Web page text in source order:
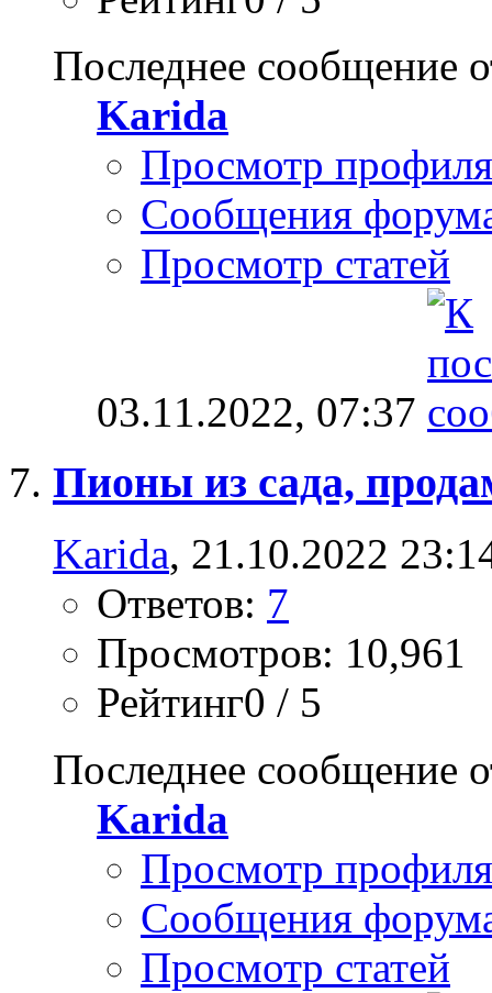
Последнее сообщение
Karida
Просмотр профиля
Сообщения
Просмотр статей
03.11.2022, 07:37
Пионы из сада,
Karida, 21.10.2022
Ответов: 7
Просмотров: 10,961
Рейтинг0 / 5
Последнее сообщение
Karida
Просмотр профиля
Сообщения
Просмотр статей